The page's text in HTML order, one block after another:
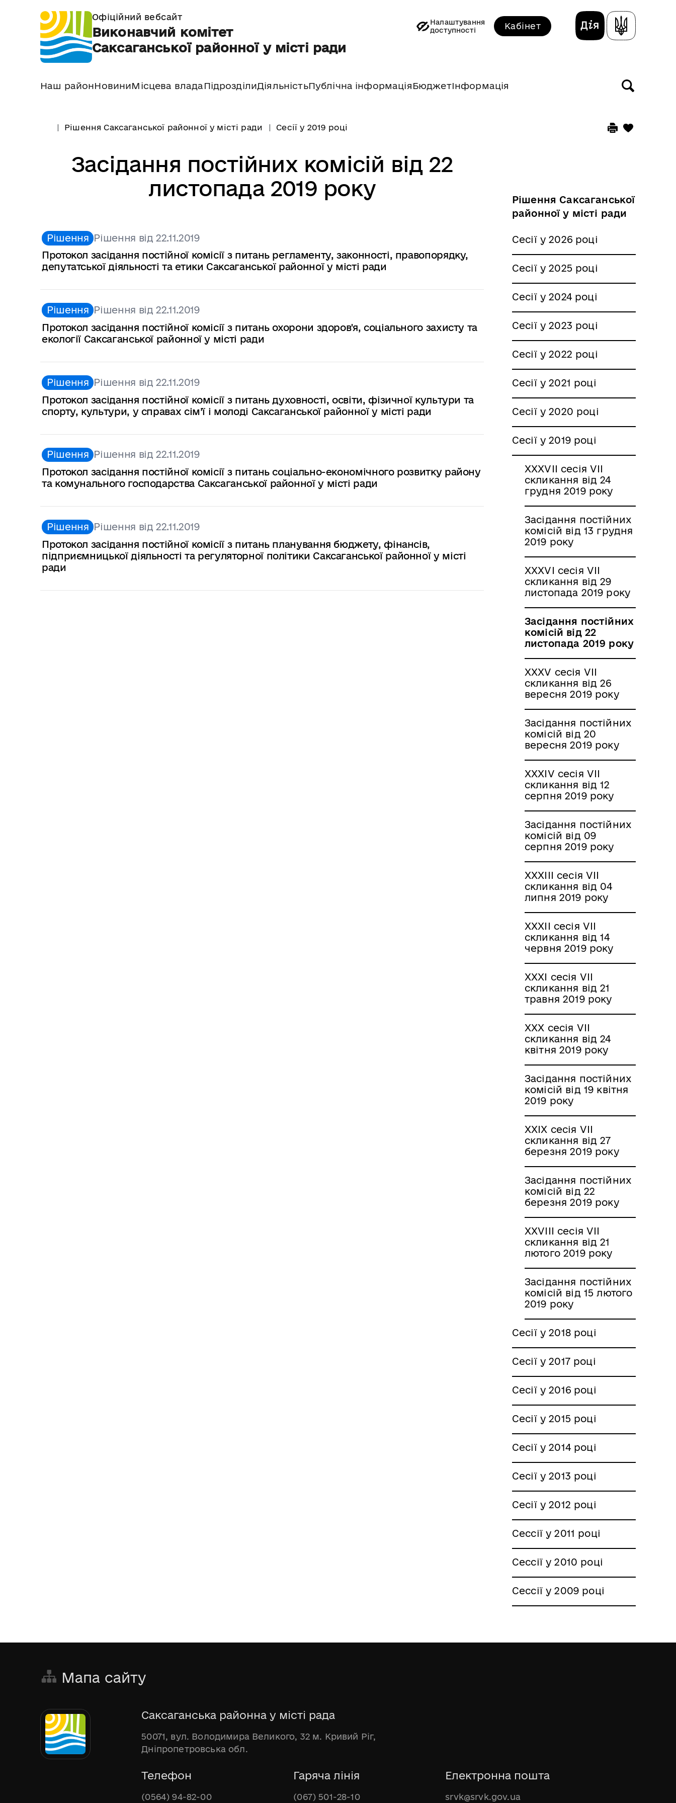
Офіційний вебсайт
Виконавчий комітет
Саксаганської районної у місті ради
Налаштування
доступності
Кабінет
Наш районНовиниМісцева влада ПідрозділиДіяльністьПублічна інформація БюджетІнформація
Рішення Саксаганської районної у місті ради Сесії у 2019 році
Засідання постійних комісій від 22
листопада 2019 року
Рішення Рішення від 22.11.2019
Протокол засідання постійної комісії з питань регламенту, законності, правопорядку,
депутатської діяльності та етики Саксаганської районної у місті ради
Рішення Рішення від 22.11.2019
Протокол засідання постійної комісії з питань охорони здоров'я, соціального захисту та
екології Саксаганської районної у місті ради
Рішення Рішення від 22.11.2019
Протокол засідання постійної комісії з питань духовності, освіти, фізичної культури та
спорту, культури, у справах сім’ї і молоді Саксаганської районної у місті ради
Рішення Рішення від 22.11.2019
Протокол засідання постійної комісії з питань соціально-економічного розвитку району
та комунального господарства Саксаганської районної у місті ради
Рішення Рішення від 22.11.2019
Протокол засідання постійної комісії з питань планування бюджету, фінансів,
підприємницької діяльності та регуляторної політики Саксаганської районної у місті
ради
Рішення Саксаганської
районної у місті ради
Сесії у 2026 році
Сесії у 2025 році
Сесії у 2024 році
Сесії у 2023 році
Сесії у 2022 році
Сесії у 2021 році
Сесії у 2020 році
Сесії у 2019 році
ХХХVII сесія VII
скликання від 24
грудня 2019 року
Засідання постійних
комісій від 13 грудня
2019 року
ХХХVI сесія VII
скликання від 29
листопада 2019 року
Засідання постійних
комісій від 22
листопада 2019 року
ХХХV сесія VII
скликання від 26
вересня 2019 року
Засідання постійних
комісій від 20
вересня 2019 року
XXXІV сесія VII
скликання від 12
серпня 2019 року
Засідання постійних
комісій від 09
серпня 2019 року
XXXІІI сесія VII
скликання від 04
липня 2019 року
XXXІI сесія VII
скликання від 14
червня 2019 року
XXXІ сесія VII
скликання від 21
травня 2019 року
XXX сесія VII
скликання від 24
квітня 2019 року
Засідання постійних
комісій від 19 квітня
2019 року
XXIX сесія VII
скликання від 27
березня 2019 року
Засідання постійних
комісій від 22
березня 2019 року
XXVIII сесія VII
скликання від 21
лютого 2019 року
Засідання постійних
комісій від 15 лютого
2019 року
Сесії у 2018 році
Сесії у 2017 році
Сесії у 2016 році
Сесії у 2015 році
Сесії у 2014 році
Сесії у 2013 році
Сесії у 2012 році
Сессії у 2011 році
Сессії у 2010 році
Сессії у 2009 році
Мапа сайту
Саксаганська районна у місті рада
50071, вул. Володимира Великого, 32 м. Кривий Ріг,
Дніпропетровська обл.
Телефон
(0564) 94-82-00
Гаряча лінія
(067) 501-28-10
Електронна пошта
srvk@srvk.gov.ua